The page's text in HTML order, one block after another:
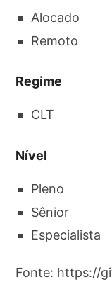
Alocado
Remoto
Regime
CLT
Nível
Pleno
Sênior
Especialista
Fonte: https://